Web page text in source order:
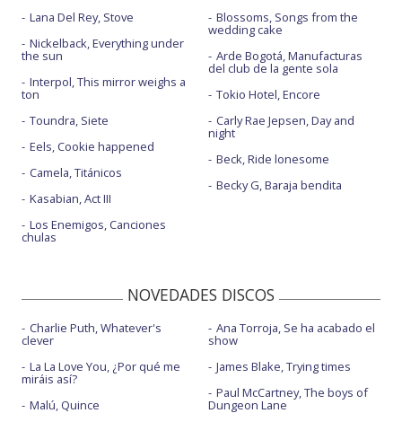
Lana Del Rey, Stove
Nickelback, Everything under
the sun
Interpol, This mirror weighs a
ton
Toundra, Siete
Eels, Cookie happened
Camela, Titánicos
Kasabian, Act III
Los Enemigos, Canciones
chulas
Blossoms, Songs from the
wedding cake
Arde Bogotá, Manufacturas
del club de la gente sola
Tokio Hotel, Encore
Carly Rae Jepsen, Day and
night
Beck, Ride lonesome
Becky G, Baraja bendita
NOVEDADES DISCOS
Charlie Puth, Whatever's
clever
La La Love You, ¿Por qué me
miráis así?
Malú, Quince
Ana Torroja, Se ha acabado el
show
James Blake, Trying times
Paul McCartney, The boys of
Dungeon Lane